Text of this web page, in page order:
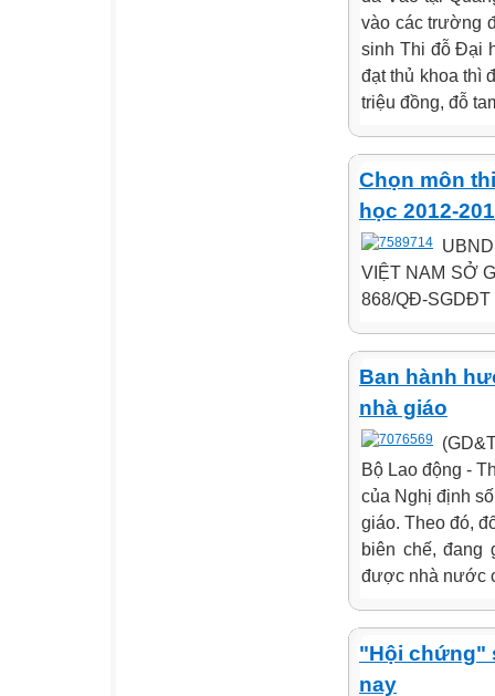
vào các trường
sinh Thi đỗ Đại
đạt thủ khoa thì
triệu đồng, đỗ
Chọn môn
học 2012-
VIỆT NAM SỞ
868/QĐ-SGDĐT
Ban hành
nhà giáo
Bộ Lao động -
của Nghị định
giáo. Theo đó,
biên chế, đang
được nhà nước
"Hội chứng"
nay